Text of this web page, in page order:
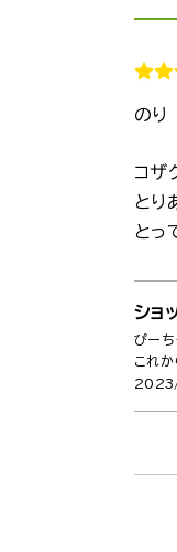
のり
コザ
とり
とっ
ショ
ぴーち
これか